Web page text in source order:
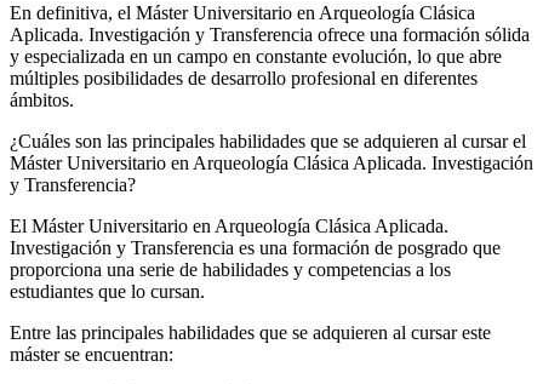
En definitiva, el Máster Universitario en Arqueología Clásica
Aplicada. Investigación y Transferencia ofrece una formación sólida
y especializada en un campo en constante evolución, lo que abre
múltiples posibilidades de desarrollo profesional en diferentes
ámbitos.
¿Cuáles son las principales habilidades que se adquieren al cursar el
Máster Universitario en Arqueología Clásica Aplicada. Investigación
y Transferencia?
El Máster Universitario en Arqueología Clásica Aplicada.
Investigación y Transferencia es una formación de posgrado que
proporciona una serie de habilidades y competencias a los
estudiantes que lo cursan.
Entre las principales habilidades que se adquieren al cursar este
máster se encuentran: